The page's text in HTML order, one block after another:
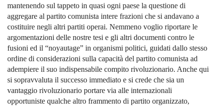
mantenendo sul tappeto in quasi ogni paese la questione di
aggregare al partito comunista intere frazioni che si andavano a
costituire negli altri partiti operai. Nemmeno voglio riportare le
argomentazioni delle nostre tesi e gli altri documenti contro le
fusioni ed il “noyautage” in organismi politici, guidati dallo stesso
ordine di considerazioni sulla capacità del partito comunista ad
adempiere il suo indispensabile compito rivoluzionario. Anche qui
si sopravvaluta il successo immediato e si crede che sia un
vantaggio rivoluzionario portare via alle internazionali
opportuniste qualche altro frammento di partito organizzato,